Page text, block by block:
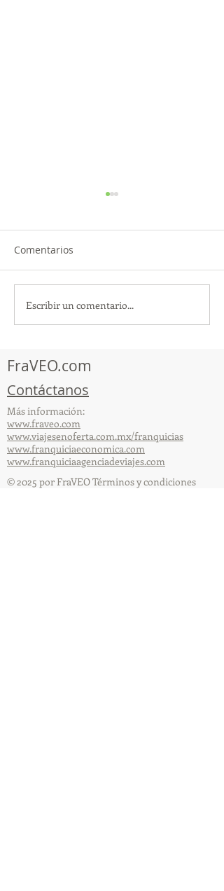
¡Acapulco y Guerrero se
Visten de Fiesta!
Comentarios
Escribir un comentario...
FraVEO.com
Contáctanos
Más información:
www.fraveo.com
www.viajesenoferta.com.mx/franquicias
www.franquiciaeconomica.com
www.franquiciaagenciadeviajes.com
© 2025 por FraVEO Términos y condiciones